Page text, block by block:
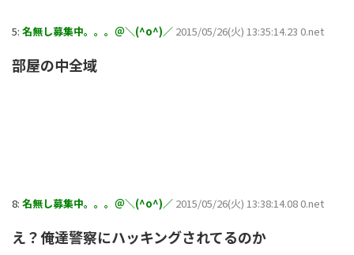
5: 名無し募集中。。。＠＼(^o^)／ 2015/05/26(火) 13:35:14.23 0.net
部屋の中全域
8: 名無し募集中。。。＠＼(^o^)／ 2015/05/26(火) 13:38:14.08 0.net
え？俺達警察にハッキングされてるのか